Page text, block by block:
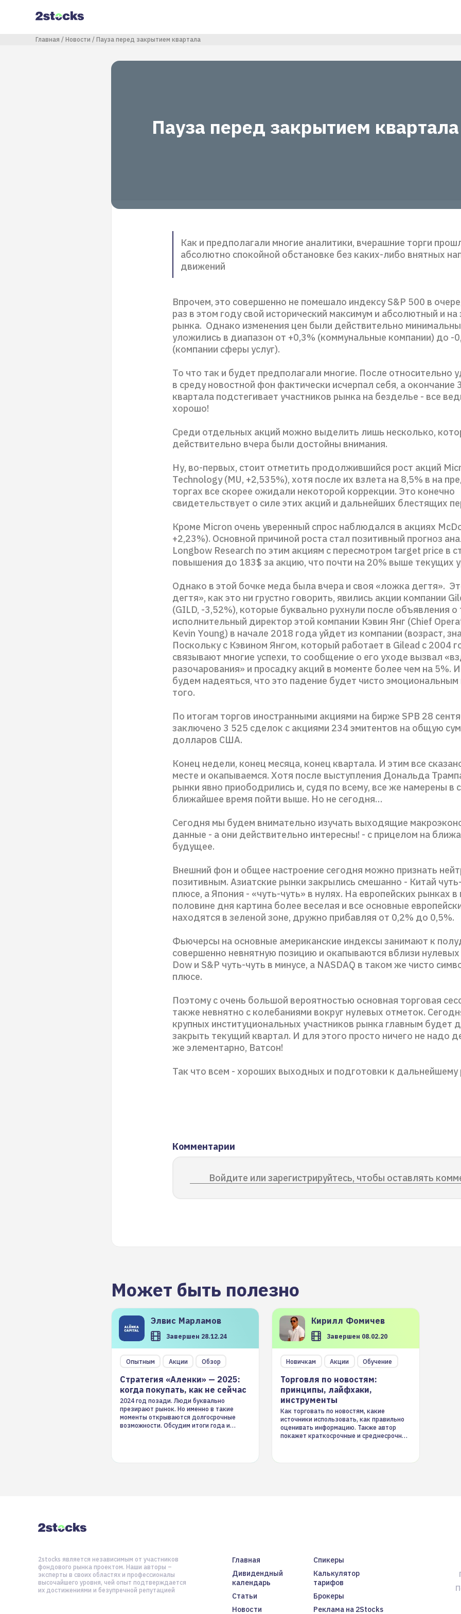
содержанию
Строка навигации
Главная Новости Пауза перед закрытием квартала
Пауза перед закрытием квартала
Как и предполагали многие аналитики, вчерашние торги
абсолютно спокойной обстановке без каких-либо внятных
движений
Впрочем, это совершенно не помешало индексу S&P 500 в
раз в этом году свой исторический максимум и абсолютный и на
рынка. Однако изменения цен были действительно
уложились в диапазон от +0,3% (коммунальные компании) до -
(компании сферы услуг).
То что так и будет предполагали многие. После относительно
в среду новостной фон фактически исчерпал себя, а окончание
квартала подстегивает участников рынка на безделье - все
хорошо!
Среди отдельных акций можно выделить лишь несколько,
действительно вчера были достойны внимания.
Ну, во-первых, стоит отметить продолжившийся рост акций
Technology (MU, +2,535%), хотя после их взлета на 8,5% в на
торгах все скорее ожидали некоторой коррекции. Это конечно
свидетельствует о силе этих акций и дальнейших блестящих
Кроме Micron очень уверенный спрос наблюдался в акциях
+2,23%). Основной причиной роста стал позитивный прогноз
Longbow Research по этим акциям с пересмотром target price в
повышения до 183$ за акцию, что почти на 20% выше текущих
Однако в этой бочке меда была вчера и своя «ложка дегтя».
дегтя», как это ни грустно говорить, явились акции компании
(GILD, -3,52%), которые буквально рухнули после объявления о
исполнительный директор этой компании Кэвин Янг (Chief
Kevin Young) в начале 2018 года уйдет из компании (возраст,
Поскольку с Кэвином Янгом, который работает в Gilead с 2004
связывают многие успехи, то сообщение о его уходе вызвал
разочарования» и просадку акций в моменте более чем на 5%.
будем надеяться, что это падение будет чисто эмоциональным
того.
По итогам торгов иностранными акциями на бирже SPB 28
заключено 3 525 сделок с акциями 234 эмитентов на общую
долларов США.
Конец недели, конец месяца, конец квартала. И этим все
месте и окапываемся. Хотя после выступления Дональда
рынки явно приободрились и, судя по всему, все же намерены в
ближайшее время пойти выше. Но не сегодня…
Сегодня мы будем внимательно изучать выходящие
данные - а они действительно интересны! - с прицелом на
будущее.
Внешний фон и общее настроение сегодня можно признать
позитивным. Азиатские рынки закрылись смешанно - Китай
плюсе, а Япония - «чуть-чуть» в нулях. На европейских рынках в
половине дня картина более веселая и все основные
находятся в зеленой зоне, дружно прибавляя от 0,2% до 0,5%.
Фьючерсы на основные американские индексы занимают к
совершенно невнятную позицию и окапываются вблизи
Dow и S&P чуть-чуть в минусе, а NASDAQ в таком же чисто
плюсе.
Поэтому с очень большой вероятностью основная торговая
также невнятно с колебаниями вокруг нулевых отметок.
крупных институциональных участников рынка главным будет
закрыть текущий квартал. И для этого просто ничего не надо
же элементарно, Ватсон!
Так что всем - хороших выходных и подготовки к дальнейшему
Комментарии
Войдите или зарегистрируйтесь, чтобы оставлять
Может быть полезно
Элвис Марламов
Завершен 28.12.24
Опытным Акции Обзор
Стратегия «Аленки» — 2025:
когда покупать, как не сейчас
2024 год позади. Люди буквально
презирают рынок. Но именно в такие
моменты открываются долгосрочные
возможности. Обсудим итоги года и
Кирилл Фомичев
Завершен 08.02.20
Новичкам Акции Обучение
Торговля по новостям:
принципы, лайфхаки,
инструменты
Как торговать по новостям, какие
источники использовать, как правильно
оценивать информацию. Также автор
покажет краткосрочные и среднесрочные
Главная
Спикеры
Дивидендный
календарь
Калькулятор
тарифов
Статьи
Брокеры
Новости
Реклама на 2Stocks
2stocks является независимым от участников
фондового рынка проектом. Наши авторы –
эксперты в своих областях и профессионалы
высочайшего уровня, чей опыт подтверждается
их достижениями и безупречной репутацией